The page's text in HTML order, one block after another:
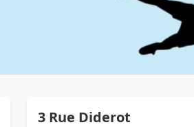
3 Rue Diderot